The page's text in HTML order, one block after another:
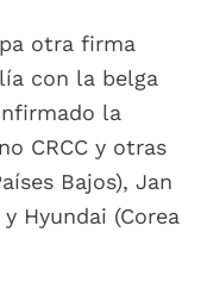
otra firma
con la belga
la
CRCC y otras
Bajos), Jan
Hyundai (Corea